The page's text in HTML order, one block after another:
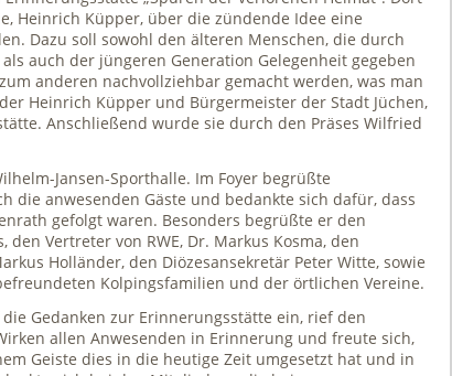
Heinrich Küpper, über die zündende Idee eine
Dazu soll sowohl den älteren Menschen, die durch
auch der jüngeren Generation Gelegenheit gegeben
anderen nachvollziehbar gemacht werden, was man
Heinrich Küpper und Bürgermeister der Stadt Jüchen,
Anschließend wurde sie durch den Präses Wilfried
Jansen-Sporthalle. Im Foyer begrüßte
die anwesenden Gäste und bedankte sich dafür, dass
gefolgt waren. Besonders begrüßte er den
Vertreter von RWE, Dr. Markus Kosma, den
Holländer, den Diözesansekretär Peter Witte, sowie
Kolpingsfamilien und der örtlichen Vereine.
Gedanken zur Erinnerungsstätte ein, rief den
allen Anwesenden in Erinnerung und freute sich,
Geiste dies in die heutige Zeit umgesetzt hat und in